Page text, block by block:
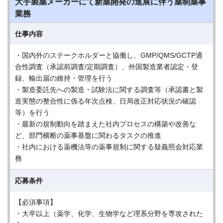
大手製薬メーカーにて新薬開発の進展に伴う薬制薬事
業務
仕事内容
・国内外のステークホルダーと協働し、GMP/QMS/GCTP適
合性調査（承認前調査/定期調査）、外国製造業者認定・登
録、輸出届の維持・管理を行う
・製造委託先への製造・試験法に関する調査等（承認書と製
造実態の整合性に係る年次点検、日局改正対応状況の確認
等）を行う
・最新の規制動向を踏まえた社内プロセスの構築や改善な
ど、部門横断の薬事基盤に関わるタスクの推進
・社内における薬機法等の薬事規制に関する疑義照会対応業
務
応募条件
【必須事項】
・大卒以上（薬学、化学、生物学など理系分野を専攻された